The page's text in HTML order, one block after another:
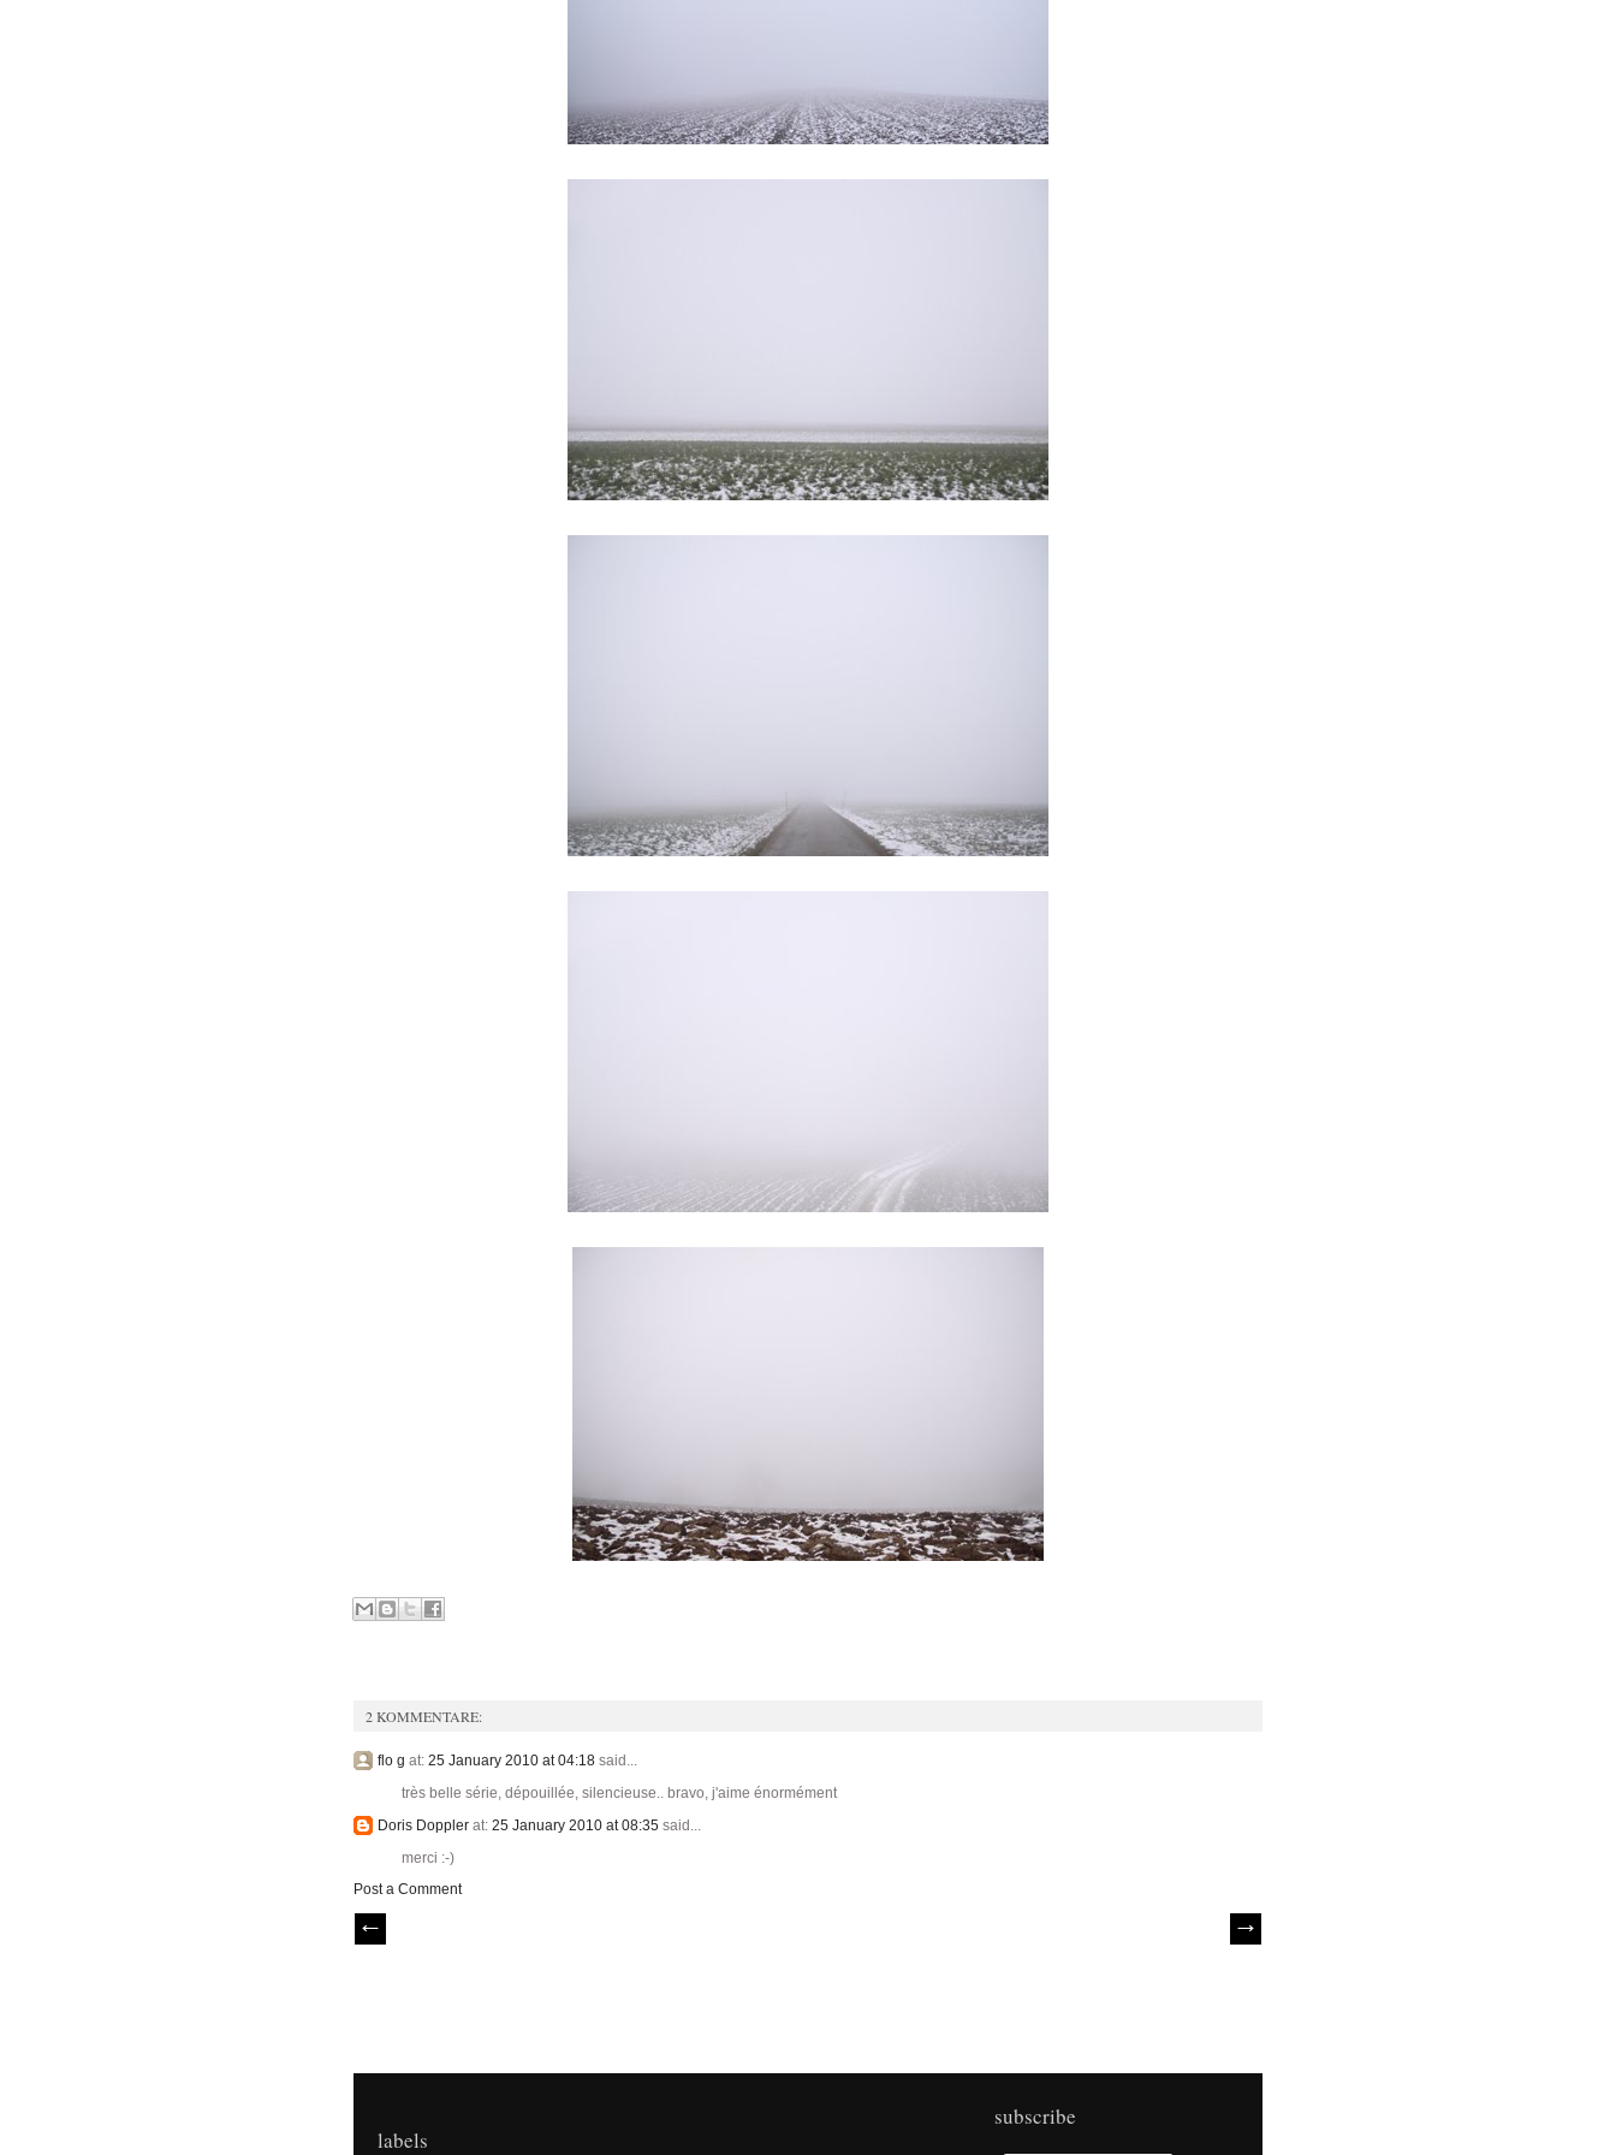
2 KOMMENTARE:
flo g at: 25 January 2010 at 04:18 said...
très belle série, dépouillée, silencieuse.. bravo, j'aime énormément
Doris Doppler at: 25 January 2010 at 08:35 said...
merci :-)
Post a Comment
labels
subscribe